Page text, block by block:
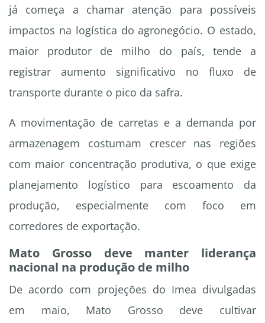
já começa a chamar atenção para possíveis
impactos na logística do agronegócio. O estado,
maior produtor de milho do país, tende a
registrar aumento significativo no fluxo de
transporte durante o pico da safra.
A movimentação de carretas e a demanda por
armazenagem costumam crescer nas regiões
com maior concentração produtiva, o que exige
planejamento logístico para escoamento da
produção, especialmente com foco em
corredores de exportação.
Mato Grosso deve manter liderança
nacional na produção de milho
De acordo com projeções do Imea divulgadas
em maio, Mato Grosso deve cultivar